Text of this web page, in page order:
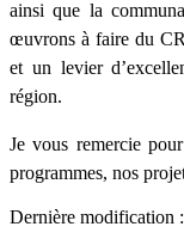
ainsi que la
œuvrons à faire du
et un levier
région.
Je vous remercie
programmes, nos
Dernière modification